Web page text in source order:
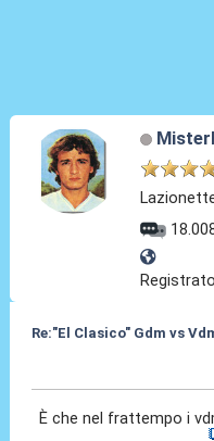
Registrato
Re:"El Clasico" Gdm vs
È che nel frattempo i